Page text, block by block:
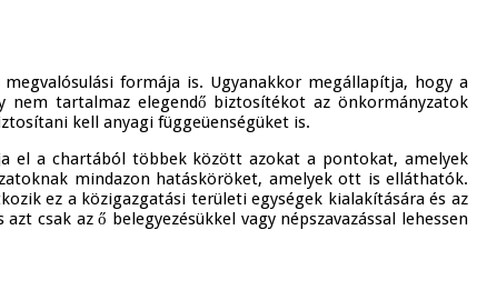
formája is. Ugyanakkor megállapítja, hogy a
nem tartalmaz elegendő biztosítékot az önkormányzatok
kell anyagi függeüenségüket is.
el a chartából többek között azokat a pontokat, amelyek
mindazon hatásköröket, amelyek ott is elláthatók.
ez a közigazgatási területi egységek kialakítására és az
csak az ő belegyezésükkel vagy népszavazással lehessen